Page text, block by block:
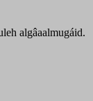
algâaalmugáid.